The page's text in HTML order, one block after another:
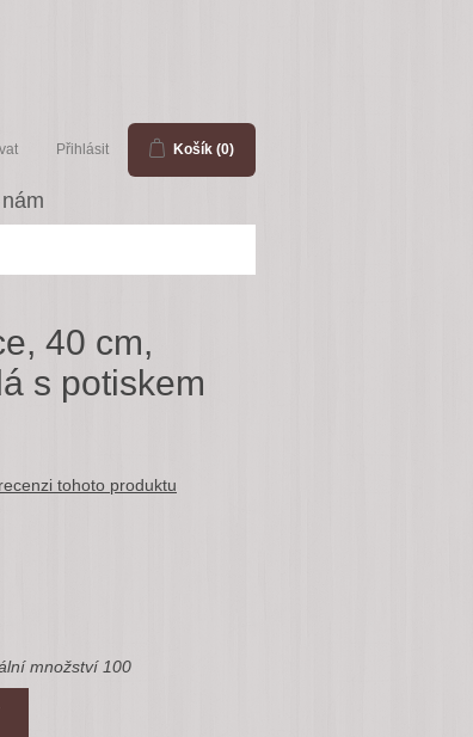
Přihlásit Košík (0)
40 cm,
s potiskem
tohoto produktu
množství 100